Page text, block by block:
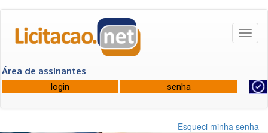
Área de assinantes
Esqueci minha senha